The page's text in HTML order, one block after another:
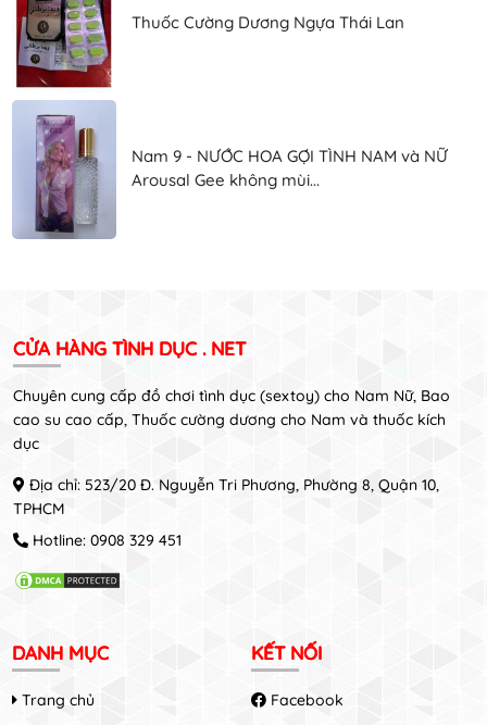
Thuốc Cường Dương Ngựa Thái Lan
Nam 9 - NƯỚC HOA GỢI TÌNH NAM và NỮ
Arousal Gee không mùi...
CỬA HÀNG TÌNH DỤC . NET
Chuyên cung cấp đồ chơi tình dục (sextoy) cho Nam Nữ, Bao
cao su cao cấp, Thuốc cường dương cho Nam và thuốc kích
dục
Địa chỉ: 523/20 Đ. Nguyễn Tri Phương, Phường 8, Quận 10,
TPHCM
Hotline: 0908 329 451
DANH MỤC
Trang chủ
KẾT NỐI
Facebook